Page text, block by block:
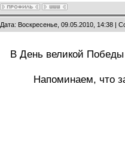
Дата: Воскресенье, 09.05.2010, 14:38 |
В День великой
Напоминаем, что